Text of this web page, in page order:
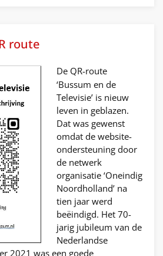
route
De QR-route
‘Bussum en de
Televisie’ is nieuw
leven in geblazen.
Dat was gewenst
omdat de website-
ondersteuning door
de netwerk
organisatie ‘Oneindig
Noordholland’ na
tien jaar werd
beëindigd. Het 70-
jarig jubileum van de
Nederlandse
2021 was een goede